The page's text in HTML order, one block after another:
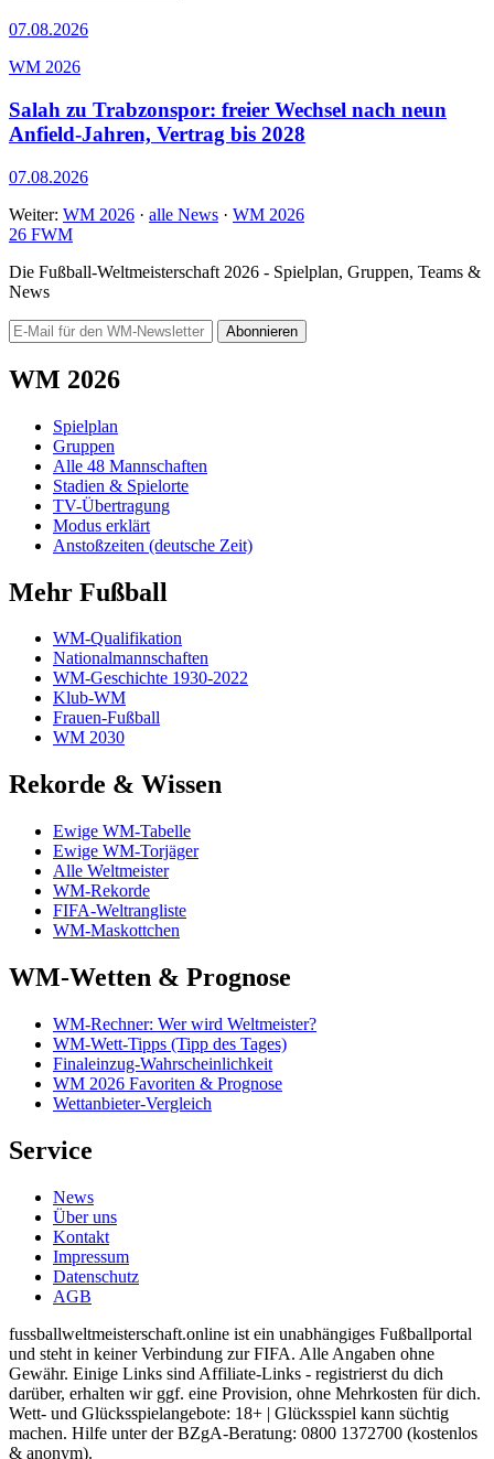
07.08.2026
WM 2026
Salah zu Trabzonspor: freier Wechsel nach neun
Anfield-Jahren, Vertrag bis 2028
07.08.2026
Weiter: WM 2026 · alle News · WM 2026
26 FWM
Die Fußball-Weltmeisterschaft 2026 - Spielplan, Gruppen, Teams &
News
Abonnieren
WM 2026
Spielplan
Gruppen
Alle 48 Mannschaften
Stadien & Spielorte
TV-Übertragung
Modus erklärt
Anstoßzeiten (deutsche Zeit)
Mehr Fußball
WM-Qualifikation
Nationalmannschaften
WM-Geschichte 1930-2022
Klub-WM
Frauen-Fußball
WM 2030
Rekorde & Wissen
Ewige WM-Tabelle
Ewige WM-Torjäger
Alle Weltmeister
WM-Rekorde
FIFA-Weltrangliste
WM-Maskottchen
WM-Wetten & Prognose
WM-Rechner: Wer wird Weltmeister?
WM-Wett-Tipps (Tipp des Tages)
Finaleinzug-Wahrscheinlichkeit
WM 2026 Favoriten & Prognose
Wettanbieter-Vergleich
Service
News
Über uns
Kontakt
Impressum
Datenschutz
AGB
fussballweltmeisterschaft.online ist ein unabhängiges Fußballportal
und steht in keiner Verbindung zur FIFA. Alle Angaben ohne
Gewähr. Einige Links sind Affiliate-Links - registrierst du dich
darüber, erhalten wir ggf. eine Provision, ohne Mehrkosten für dich.
Wett- und Glücksspielangebote: 18+ | Glücksspiel kann süchtig
machen. Hilfe unter der BZgA-Beratung: 0800 1372700 (kostenlos
& anonym).